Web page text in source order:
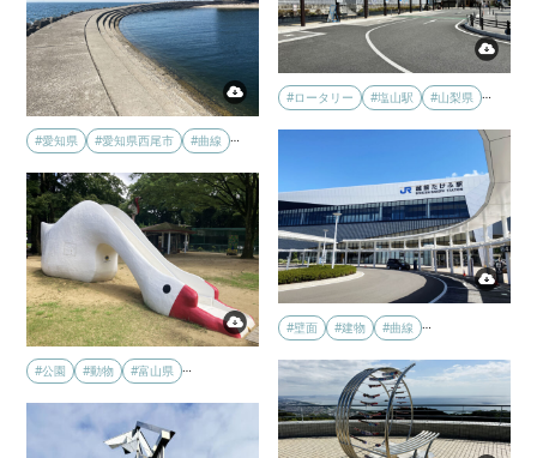
#愛知県 #愛知県西尾市 #曲線
#ロータリー #塩山駅 #山梨県
#壁面 #建物 #曲線 …
#公園 #動物 #富山県 …